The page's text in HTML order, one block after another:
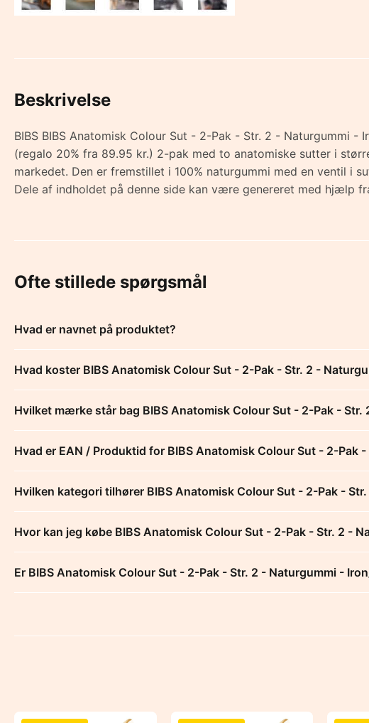
Beskrivelse
BIBS BIBS Anatomisk Colour Sut - 2-Pak - Str. 2 - Naturgummi -
(regalo 20% fra 89.95 kr.) 2-pak med to anatomiske sutter i
markedet. Den er fremstillet i 100% naturgummi med en ventil i
Dele af indholdet på denne side kan være genereret med hjælp
Ofte stillede spørgsmål
Hvad er navnet på produktet?
Hvad koster BIBS Anatomisk Colour Sut - 2-Pak - Str. 2 -
Hvilket mærke står bag BIBS Anatomisk Colour Sut - 2-Pak - Str.
Hvad er EAN / Produktid for BIBS Anatomisk Colour Sut - 2-Pak
Hvilken kategori tilhører BIBS Anatomisk Colour Sut - 2-Pak -
Hvor kan jeg købe BIBS Anatomisk Colour Sut - 2-Pak - Str. 2 -
Er BIBS Anatomisk Colour Sut - 2-Pak - Str. 2 - Naturgummi -